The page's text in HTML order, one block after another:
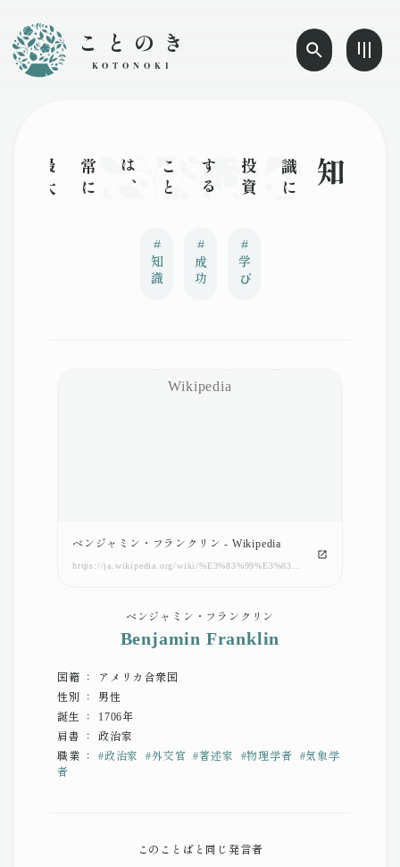
ことのき
KOTONOKI
知識
に
投
資
す
る
こ
と
は
、
常
に
最
大
の
利
益
を
も
た
らす
#
知識
#
成功
#
学び
ベンジャミン・フランクリン - Wikipedia
ベンジャミン・フランクリン
Benjamin Franklin
国籍 ： アメリカ合衆国
性別 ： 男性
誕生 ： 1706年
肩書 ： 政治家
職業 ： #政治家 #外交官 #著述家 #物理学者 #気象学
者
このことばと同じ発言者